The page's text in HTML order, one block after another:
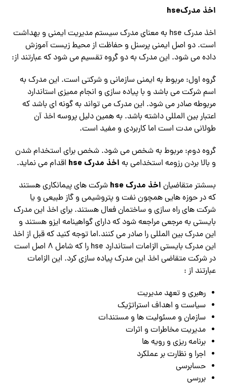
اخذ مدرکhse
اخذ مدرک hse به معنای مدرک سیستم مدیریت ایمنی و بهداشت
است. دو اصل ایمنی پرسنل و حفاظت از محیط زیست آموزش
داده می شود. این مدرک به دو گروه تقسیم می شود که عبارتند از:
گروه اول: مربوط به ایمنی سازمانی و شرکتی است. این مدرک به
اسم شرکت می باشد و با پیاده سازی و انجام ممیزی استاندارد
مربوطه صادر می شود. این مدرک می تواند به گونه ای باشد که
اعتبار بین المللی داشته باشد. به همین دلیل پروسه اخذ آن
طولانی مدت است اما کاربردی و مفید است.
گروه دوم: مربوط به شخص می شود. شخص برای استخدام شدن
و بالا بردن رزومه استخدامی به اخذ مدرک hse
اقدام می نماید.
بسشتر متقاضیان اخذ مدرک hse
شرکت های پیمانکاری هستند
که در حوزه هایی همچون نفت و پتروشیمی و گاز طبیعی و یا
شرکت های راه سازی و ساختمان فعال هستند. برای اخذ این مدرک
بایستی به مرجعی مراجعه شود که دارای گواهینامه ایزو هستند و
این مدرک بین المللی را صادر می کنند.اما توجه کنید که قبل از اخذ
این مدرک بایستی الزامات استاندارد hse را که شامل 8 اصل است
در شرکت متقاضی اخذ این مدرک پیاده سازی کرد. این الزامات
عبارتند از :
رهبری و تعهد مدیریت
سیاست و اهداف استراتژیک
سازمان و مسئولیت ها و مستندات
مدیریت مخاطرات و اثرات
برنامه ریزی و رویه ها
اجرا و نظارت بر عملکرد
حسابرسی
بررسی